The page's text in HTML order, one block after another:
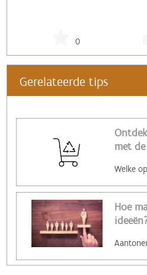
0
Gerelateerde tips
met
Hoe